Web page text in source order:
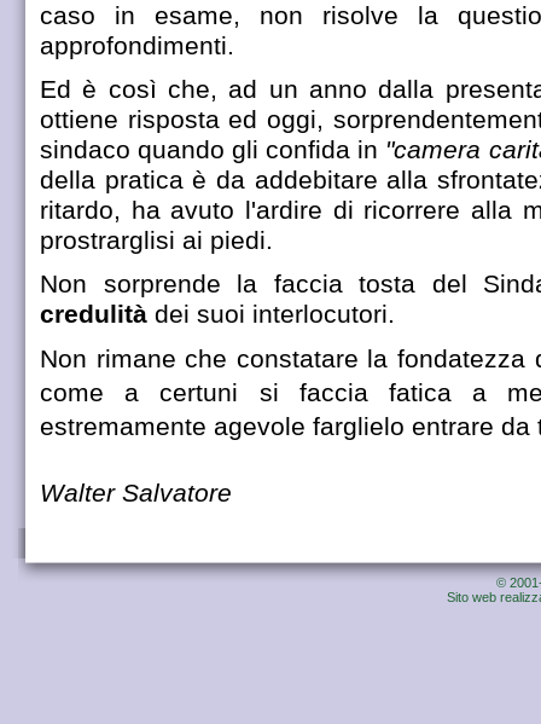
caso in esame, non risolve la
approfondimenti.
Ed è così che, ad un anno dalla
ottiene risposta ed oggi,
sindaco quando gli confida in "camera
della pratica è da addebitare alla
ritardo, ha avuto l'ardire di ricorrere alla
prostrarglisi ai piedi.
Non sorprende la faccia tosta del
credulità dei suoi interlocutori.
Non rimane che constatare la
come a certuni si faccia fatica a
estremamente agevole farglielo entrare da
Walter Salvatore
©
Sito web